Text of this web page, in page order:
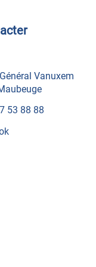
Vanuxem
53 88 88